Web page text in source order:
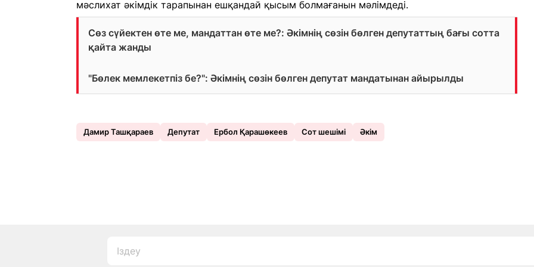
мәслихат әкімдік тарапынан ешқандай қысым болмағанын мәлімдеді.
Сөз сүйектен өте ме, мандаттан өте ме?: Әкімнің сөзін бөлген депутаттың бағы сотта
қайта жанды
"Бөлек мемлекетпіз бе?": Әкімнің сөзін бөлген депутат мандатынан айырылды
Дамир Ташқараев Депутат Ербол Қарашөкеев Сот шешімі Әкім